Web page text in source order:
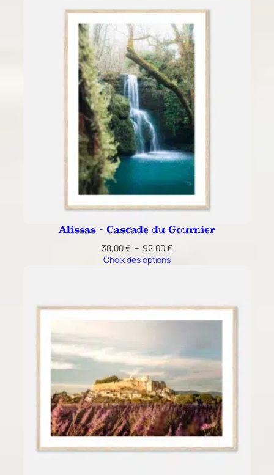
Alissas – Cascade du Gournier
38,00€ – 92,00€Plage
92,00 €
Choix des options